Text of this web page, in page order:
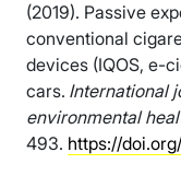
(2019). Passive
conventional
devices (IQOS, e-
cars. International
environmental
493. https://